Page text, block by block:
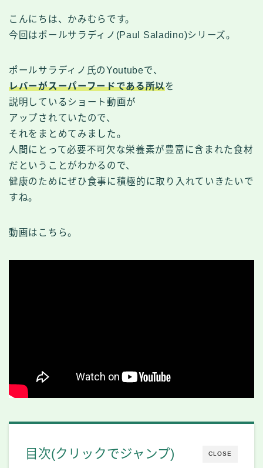
こんにちは、かみむらです。
今回はポールサラディノ(Paul Saladino)シリーズ。
ポールサラディノ氏のYoutubeで、
レバーがスーパーフードである所以を
説明しているショート動画が
アップされていたので、
それをまとめてみました。
人間にとって必要不可欠な栄養素が豊富に含まれた食材
だということがわかるので、
健康のためにぜひ食事に積極的に取り入れていきたいで
すね。
動画はこちら。
CLOSE
目次(クリックでジャンプ)